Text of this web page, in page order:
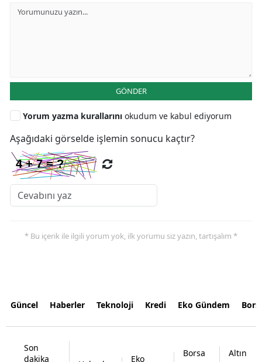
GÖNDER
Yorum yazma kurallarını okudum ve kabul ediyorum
Aşağıdaki görselde işlemin sonucu kaçtır?
* Bu içerik ile ilgili yorum yok, ilk yorumu siz yazın, tartışalım *
Güncel Haberler Teknoloji Kredi Eko Gündem
Son
dakika
Eko
Borsa
Altın